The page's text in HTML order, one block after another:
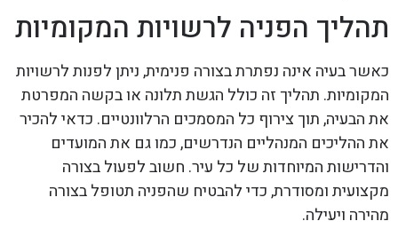
תהליך הפניה לרשויות המקומיות
כאשר בעיה אינה נפתרת בצורה פנימית, ניתן לפנות לרשויות
המקומיות. תהליך זה כולל הגשת תלונה או בקשה המפרטת
את הבעיה, תוך צירוף כל המסמכים הרלוונטיים. כדאי להכיר
את ההליכים המנהליים הנדרשים, כמו גם את המועדים
והדרישות המיוחדות של כל עיר. חשוב לפעול בצורה
מקצועית ומסודרת, כדי להבטיח שהפניה תטופל בצורה
מהירה ויעילה.